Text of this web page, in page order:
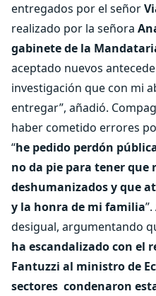
entregados por el señor
realizado por la señora
gabinete de la
aceptado nuevos
investigación que con mi
entregar”, añadió.
haber cometido errores
“he pedido perdón
no da pie para tener
deshumanizados y que
y la honra de mi familia
desigual, argumentando
ha escandalizado con el
Fantuzzi al ministro de
sectores condenaron